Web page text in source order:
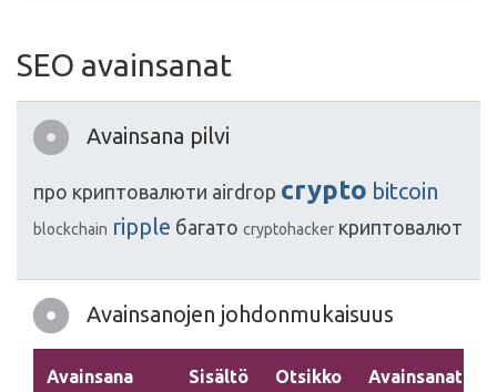
SEO avainsanat
Avainsana pilvi
про криптовалюти airdrop crypto bitcoin
blockchain ripple багато cryptohacker криптовалют
Avainsanojen johdonmukaisuus
Avainsana Sisältö Otsikko Avainsanat